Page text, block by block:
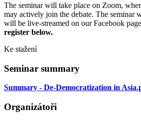
The seminar will take place on Zoom,
may actively join the debate. The seminar
will be live-streamed on our Facebook
register below.
Ke stažení
Seminar summary
Summary - De-Democratization in
Organizátoři